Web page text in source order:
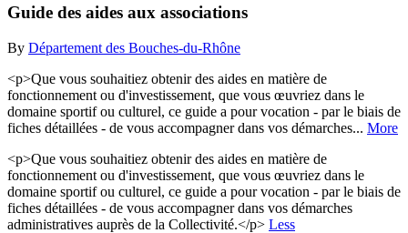
Guide des aides aux associations
By Département des Bouches-du-Rhône
<p>Que vous souhaitiez obtenir des aides en matière de
fonctionnement ou d'investissement, que vous œuvriez dans le
domaine sportif ou culturel, ce guide a pour vocation - par le biais de
fiches détaillées - de vous accompagner dans vos démarches... More
<p>Que vous souhaitiez obtenir des aides en matière de
fonctionnement ou d'investissement, que vous œuvriez dans le
domaine sportif ou culturel, ce guide a pour vocation - par le biais de
fiches détaillées - de vous accompagner dans vos démarches
administratives auprès de la Collectivité.</p> Less